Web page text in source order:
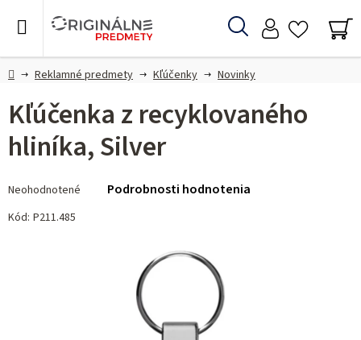
Hľadať
DomovReklamné predmety Kľúčenky Novinky
Kľúčenka z recyklovaného
hliníka, Silver
hodnotenie
produktu
Neohodnotené Podrobnosti hodnotenia
Kód: P211.485